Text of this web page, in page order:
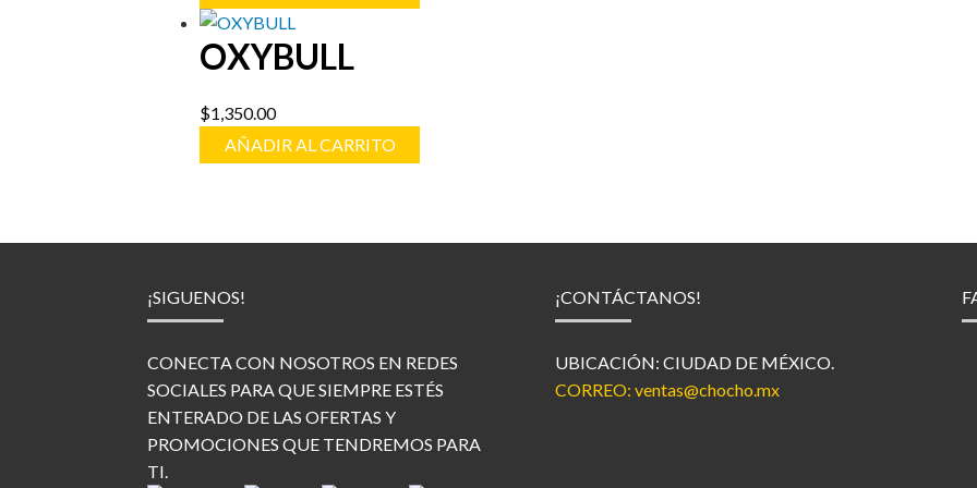
OXYBULL
$1,350.00
AÑADIR AL CARRITO
¡SIGUENOS!
CONECTA CON NOSOTROS EN REDES
SOCIALES PARA QUE SIEMPRE ESTÉS
ENTERADO DE LAS OFERTAS Y
PROMOCIONES QUE TENDREMOS PARA
TI.
¡CONTÁCTANOS!
UBICACIÓN: CIUDAD DE MÉXICO.
CORREO: ventas@chocho.mx